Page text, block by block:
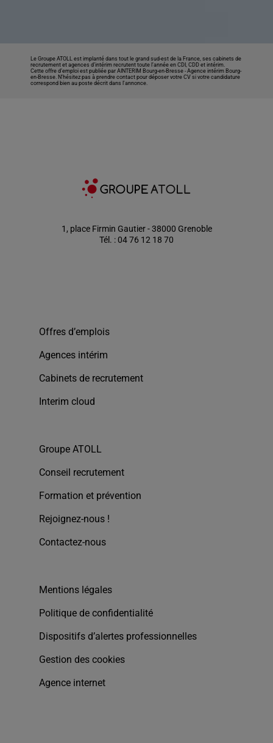
Le Groupe ATOLL est implanté dans tout le grand sud-est de la France, ses cabinets de
recrutement et agences d’intérim recrutent toute l’année en CDI, CDD et intérim.
Cette offre d’emploi est publiée par AINTERIM Bourg-en-Bresse -Agence intérim Bourg-
en-Bresse. N’hésitez pas à prendre contact pour déposer votre CV si votre candidature
correspond bien au poste décrit dans l'annonce.
1, place Firmin Gautier - 38000 Grenoble
Tél. : 04 76 12 18 70
Offres d’emplois
Agences intérim
Cabinets de recrutement
Interim cloud
Groupe ATOLL
Conseil recrutement
Formation et prévention
Rejoignez-nous !
Contactez-nous
Mentions légales
Politique de confidentialité
Dispositifs d’alertes professionnelles
Gestion des cookies
Agence internet